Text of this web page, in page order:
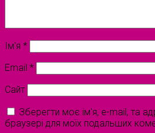
Ім'я *
Email *
Сайт
Зберегти моє ім'я, e-mail, та
браузері для моїх подальших